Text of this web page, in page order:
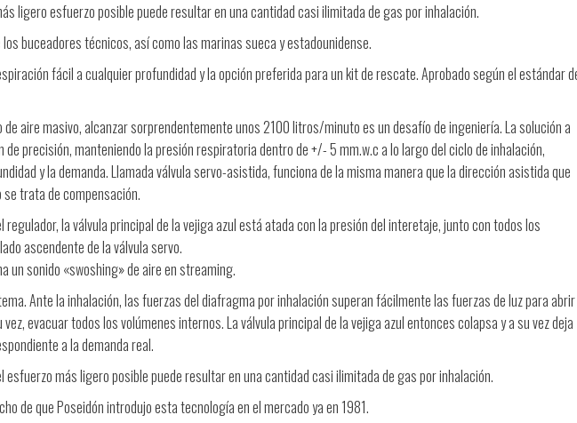
ligero esfuerzo posible puede resultar en una cantidad casi ilimitada de gas por inhalación.
buceadores técnicos, así como las marinas sueca y estadounidense.
fácil a cualquier profundidad y la opción preferida para un kit de rescate. Aprobado según el estándar
aire masivo, alcanzar sorprendentemente unos 2100 litros/minuto es un desafío de ingeniería. La solución a
precisión, manteniendo la presión respiratoria dentro de +/- 5 mm.w.c a lo largo del ciclo de inhalación,
y la demanda. Llamada válvula servo-asistida, funciona de la misma manera que la dirección asistida que
trata de compensación.
regulador, la válvula principal de la vejiga azul está atada con la presión del interetaje, junto con todos los
ascendente de la válvula servo.
un sonido «swoshing» de aire en streaming.
Ante la inhalación, las fuerzas del diafragma por inhalación superan fácilmente las fuerzas de luz para abrir
evacuar todos los volúmenes internos. La válvula principal de la vejiga azul entonces colapsa y a su vez deja
a la demanda real.
más ligero posible puede resultar en una cantidad casi ilimitada de gas por inhalación.
de que Poseidón introdujo esta tecnología en el mercado ya en 1981.